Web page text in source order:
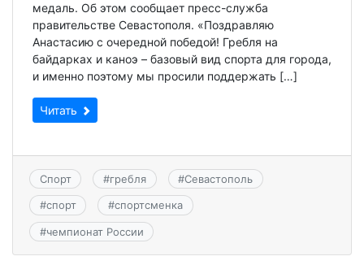
медаль. Об этом сообщает пресс-служба
правительстве Севастополя. «Поздравляю
Анастасию с очередной победой! Гребля на
байдарках и каноэ – базовый вид спорта для города,
и именно поэтому мы просили поддержать […]
Читать
Спорт #гребля #Севастополь
#спорт #спортсменка
#чемпионат России